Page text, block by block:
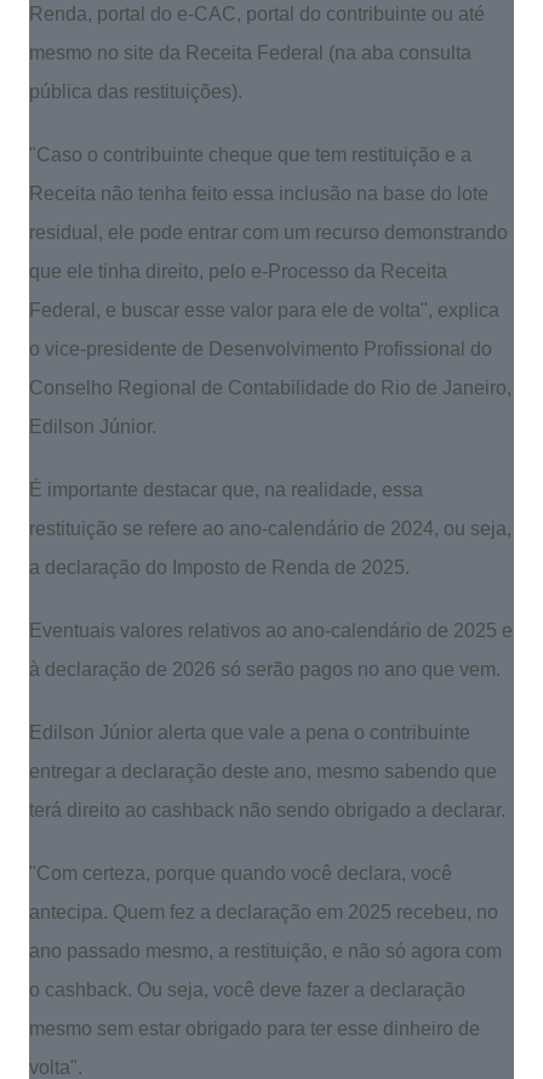
Renda, portal do e-CAC, portal do contribuinte ou até
mesmo no site da Receita Federal (na aba consulta
pública das restituições).
"Caso o contribuinte cheque que tem restituição e a
Receita não tenha feito essa inclusão na base do lote
residual, ele pode entrar com um recurso demonstrando
que ele tinha direito, pelo e-Processo da Receita
Federal, e buscar esse valor para ele de volta", explica
o vice-presidente de Desenvolvimento Profissional do
Conselho Regional de Contabilidade do Rio de Janeiro,
Edilson Júnior.
É importante destacar que, na realidade, essa
restituição se refere ao ano-calendário de 2024, ou seja,
a declaração do Imposto de Renda de 2025.
Eventuais valores relativos ao ano-calendário de 2025 e
à declaração de 2026 só serão pagos no ano que vem.
Edilson Júnior alerta que vale a pena o contribuinte
entregar a declaração deste ano, mesmo sabendo que
terá direito ao cashback não sendo obrigado a declarar.
"Com certeza, porque quando você declara, você
antecipa. Quem fez a declaração em 2025 recebeu, no
ano passado mesmo, a restituição, e não só agora com
o cashback. Ou seja, você deve fazer a declaração
mesmo sem estar obrigado para ter esse dinheiro de
volta".